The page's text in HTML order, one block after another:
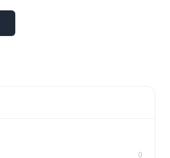
0